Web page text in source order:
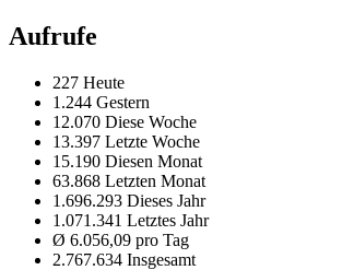
Aufrufe
227 Heute
1.244 Gestern
12.070 Diese Woche
13.397 Letzte Woche
15.190 Diesen Monat
63.868 Letzten Monat
1.696.293 Dieses Jahr
1.071.341 Letztes Jahr
Ø 6.056,09 pro Tag
2.767.634 Insgesamt